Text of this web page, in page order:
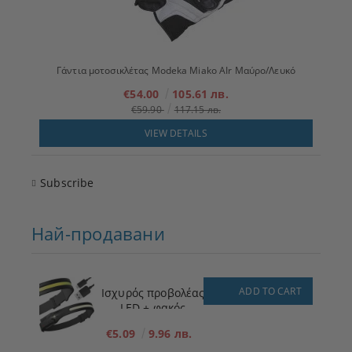
Γάντια μοτοσικλέτας Modeka Miako AIr Μαύρο/Λευκό
€54.00 105.61 лв.
€59.90
117.15 лв.
VIEW DETAILS
Subscribe
Най-продавани
Ισχυρός προβολέας
LED + φακός
€5.09
9.96 лв.
ADD TO CART